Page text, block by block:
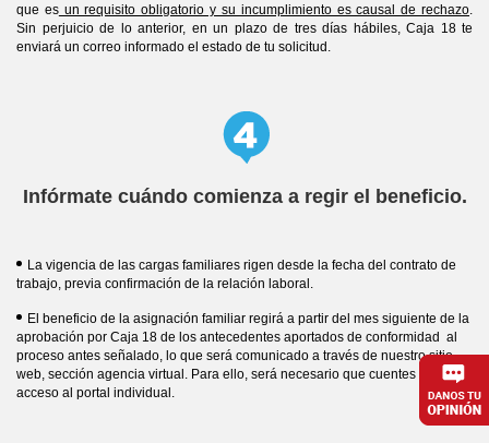
que esun requisito obligatorio y su incumplimiento es causal de rechazo.
Sin perjuicio de lo anterior, en un plazo de tres días hábiles, Caja 18 te
enviará un correo informado el estado de tu solicitud.
Infórmate cuándo comienza a regir el beneficio.
La vigencia de las cargas familiares rigen desde la fecha del contrato de
trabajo, previa confirmación de la relación laboral.
El beneficio de la asignación familiar regirá a partir del mes siguiente de la
aprobación por Caja 18 de los antecedentes aportados de conformidad al
proceso antes señalado, lo que será comunicado a través de nuestro sitio
web, sección agencia virtual. Para ello, será necesario que cuentes con
acceso al portal individual.